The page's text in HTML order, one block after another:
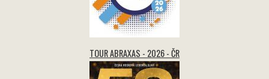
TOUR ABRAXAS - 2026 - ČR